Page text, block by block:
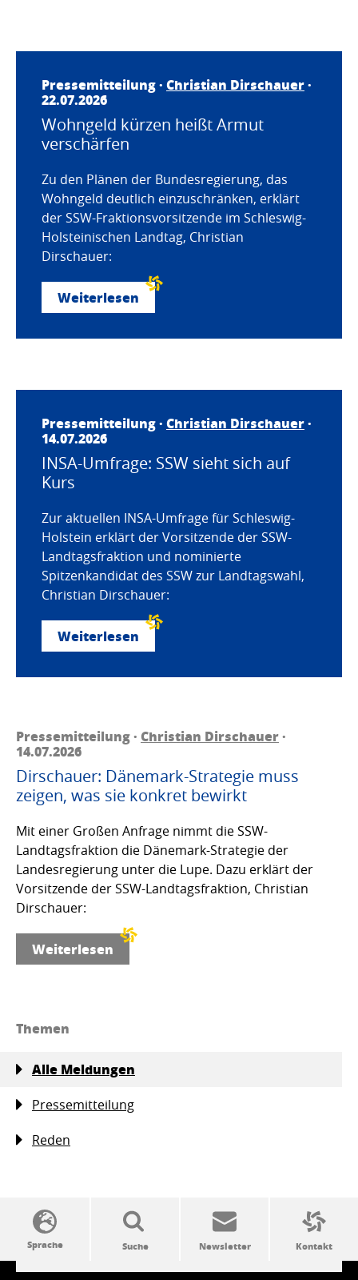
Pressemitteilung · Christian Dirschauer·
22.07.2026
Wohngeld kürzen heißt Armut
verschärfen
Zu den Plänen der Bundesregierung, das
Wohngeld deutlich einzuschränken, erklärt
der SSW-Fraktionsvorsitzende im Schleswig-
Holsteinischen Landtag, Christian
Dirschauer:
Weiterlesen
Pressemitteilung · Christian Dirschauer·
14.07.2026
INSA-Umfrage: SSW sieht sich auf
Kurs
Zur aktuellen INSA-Umfrage für Schleswig-
Holstein erklärt der Vorsitzende der SSW-
Landtagsfraktion und nominierte
Spitzenkandidat des SSW zur Landtagswahl,
Christian Dirschauer:
Weiterlesen
Pressemitteilung · Christian Dirschauer·
14.07.2026
Dirschauer: Dänemark-Strategie muss
zeigen, was sie konkret bewirkt
Mit einer Großen Anfrage nimmt die SSW-
Landtagsfraktion die Dänemark-Strategie der
Landesregierung unter die Lupe. Dazu erklärt der
Vorsitzende der SSW-Landtagsfraktion, Christian
Dirschauer:
Weiterlesen
Themen
Alle Meldungen
Pressemitteilung
Reden
SSW-Politik von A bis Z